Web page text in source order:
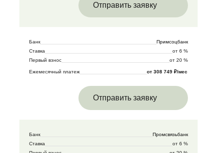
Отправить заявку
Банк
Примсоцбанк
Ставка
от 6 %
Первый взнос
от 20 %
Ежемесячный платеж от 308 749 ₽/мес
Отправить заявку
Банк
Промсвязьбанк
Ставка
от 6 %